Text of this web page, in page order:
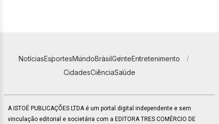
NotíciasEsportesMundoBrasilGenteEntretenimento
CidadesCiênciaSaúde
A ISTOÉ PUBLICAÇÕES LTDA é um portal digital independente e sem
vinculação editorial e societária com a EDITORA TRES COMÉRCIO DE